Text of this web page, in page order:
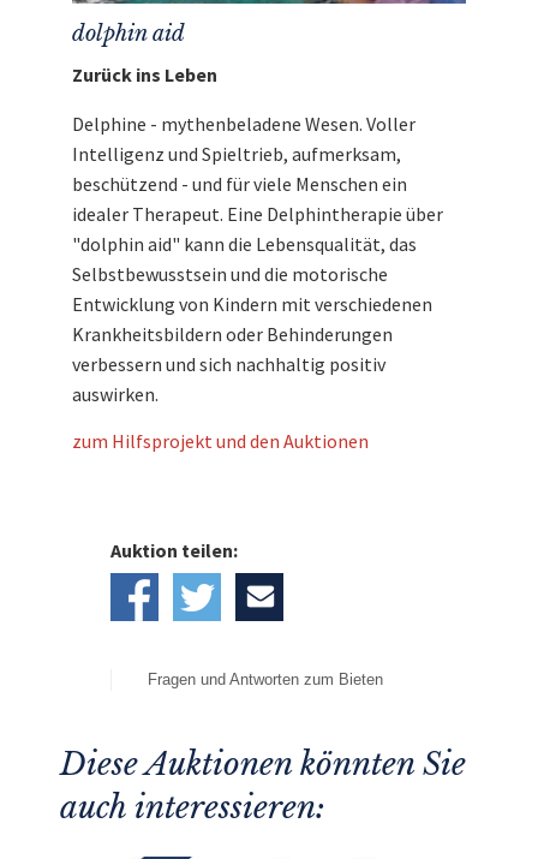
dolphin aid
Zurück ins Leben
Delphine - mythenbeladene Wesen. Voller
Intelligenz und Spieltrieb, aufmerksam,
beschützend - und für viele Menschen ein
idealer Therapeut. Eine Delphintherapie über
"dolphin aid" kann die Lebensqualität, das
Selbstbewusstsein und die motorische
Entwicklung von Kindern mit verschiedenen
Krankheitsbildern oder Behinderungen
verbessern und sich nachhaltig positiv
auswirken.
zum Hilfsprojekt und den Auktionen
Auktion teilen:
Fragen und Antworten zum Bieten
Diese Auktionen könnten Sie
auch interessieren: